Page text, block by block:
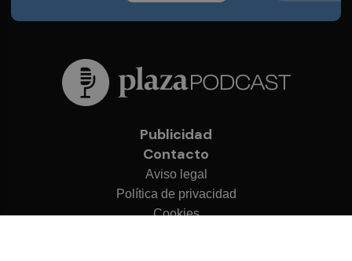
Publicidad
Contacto
Aviso legal
Política de privacidad
Cookies